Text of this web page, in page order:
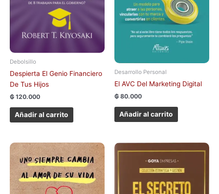
Debolsillo
Despierta El Genio Financiero
De Tus Hijos
₲ 120.000
Añadir al carrito
Desarrollo Personal
El AVC Del Marketing Digital
₲ 80.000
Añadir al carrito